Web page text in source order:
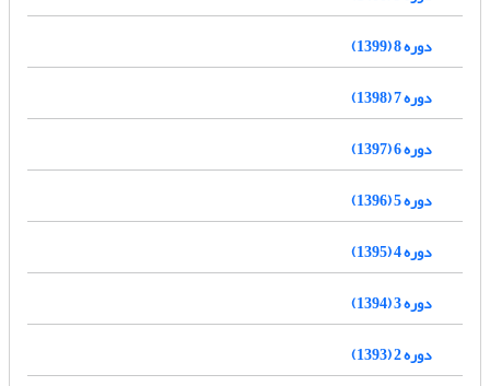
دوره 8 (1399)
دوره 7 (1398)
دوره 6 (1397)
دوره 5 (1396)
دوره 4 (1395)
دوره 3 (1394)
دوره 2 (1393)